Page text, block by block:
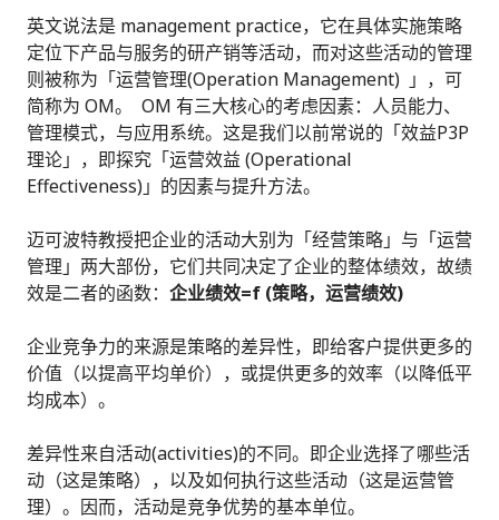
英文说法是 management practice，它在具体实施策略
定位下产品与服务的研产销等活动，而对这些活动的管理
则被称为「运营管理(Operation Management) 」，可
简称为 OM。 OM 有三大核心的考虑因素：人员能力、
管理模式，与应用系统。这是我们以前常说的「效益P3P
理论」，即探究「运营效益 (Operational
Effectiveness)」的因素与提升方法。
迈可波特教授把企业的活动大别为「经营策略」与「运营
管理」两大部份，它们共同决定了企业的整体绩效，故绩
效是二者的函数： 企业绩效=f (策略，运营绩效)
企业竞争力的来源是策略的差异性，即给客户提供更多的
价值（以提高平均单价），或提供更多的效率（以降低平
均成本）。
差异性来自活动(activities)的不同。即企业选择了哪些活
动（这是策略），以及如何执行这些活动（这是运营管
理）。因而，活动是竞争优势的基本单位。